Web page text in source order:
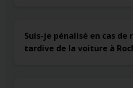
Suis-je pénalisé en cas
tardive de la voiture à